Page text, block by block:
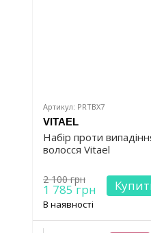
Артикул: PRTBX7
VITAEL
Набір проти
волосся Vitael
2 100 грн
1 785 грн
В наявності